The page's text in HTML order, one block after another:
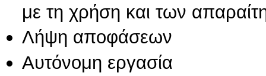
με τη χρήση και των
Λήψη αποφάσεων
Αυτόνομη εργασία